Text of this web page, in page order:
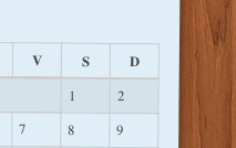
V S D
1
2
7 8 9